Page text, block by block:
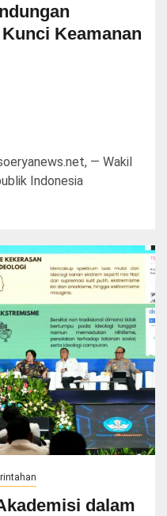
Keamanan
— Wakil
Indonesia
dalam